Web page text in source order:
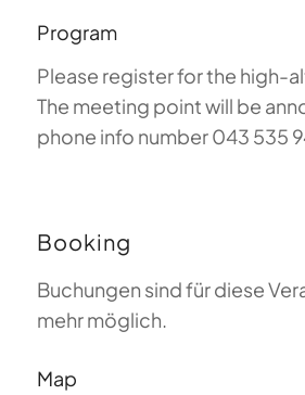
Program
Please register for the high-
The meeting point will be
phone info number 043 535
Booking
Buchungen sind für diese
mehr möglich.
Map